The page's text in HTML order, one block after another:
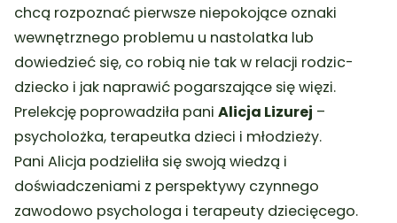
chcą rozpoznać pierwsze niepokojące oznaki
wewnętrznego problemu u nastolatka lub
dowiedzieć się, co robią nie tak w relacji rodzic-
dziecko i jak naprawić pogarszające się więzi.
Prelekcję poprowadziła paniAlicja Lizurej –
psycholożka, terapeutka dzieci i młodzieży.
Pani Alicja podzieliła się swoją wiedzą i
doświadczeniami z perspektywy czynnego
zawodowo psychologa i terapeuty dziecięcego.